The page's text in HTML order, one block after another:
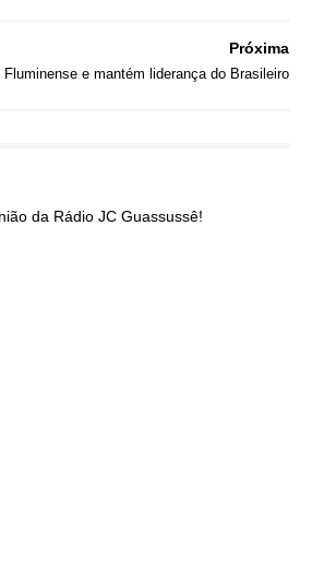
Próxima
e mantém liderança do Brasileiro
da Rádio JC Guassussê!